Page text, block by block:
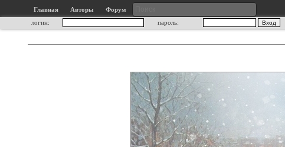
Главная Авторы
Форум
логин:
пароль: